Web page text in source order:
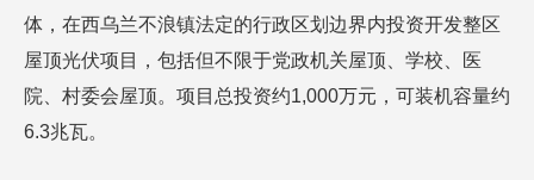
体，在西乌兰不浪镇法定的行政区划边界内投资开发整区
屋顶光伏项目，包括但不限于党政机关屋顶、学校、医
院、村委会屋顶。项目总投资约1,000万元，可装机容量约
6.3兆瓦。